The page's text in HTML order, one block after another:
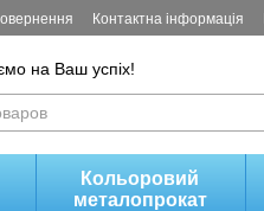
Контактна інформація
на Ваш успіх!
Кольоровий
металопрокат